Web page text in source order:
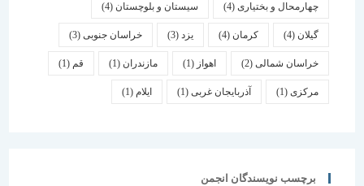
چهارمحال و بختیاری (4) سیستان و بلوچستان(4)
کرمان یزد خراسان جنوبی(3)
خراسان شمالی(2) اهواز مازندران(1) قم
(1) آذربایجان غربی(1) ایلام
برچسب نویسندگان انجمن